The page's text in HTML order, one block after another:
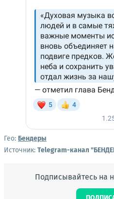
Гео: Бендеры
Источник: Telegram-канал
Подписывайтесь на